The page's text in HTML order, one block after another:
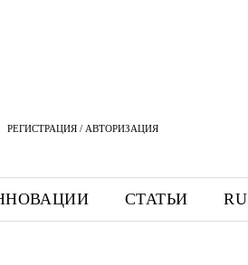
РЕГИСТРАЦИЯ / АВТОРИЗАЦИЯ
СТАТЬИ RU